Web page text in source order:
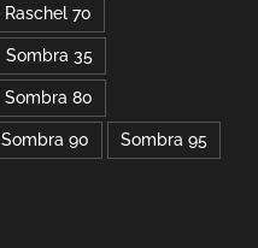
Raschel 70
Sombra 35
Sombra 80
Sombra 90 Sombra 95